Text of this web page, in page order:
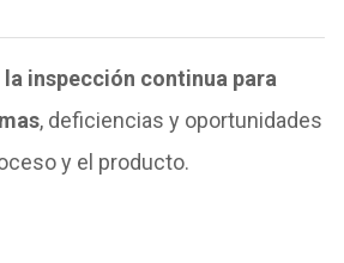
la inspección continua para
, deficiencias y oportunidades
y el producto.